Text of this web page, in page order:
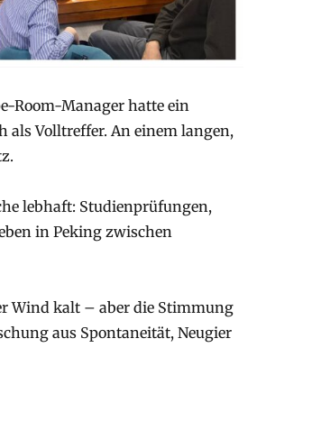
Room-Manager hatte ein
als Volltreffer. An einem langen,
lebhaft: Studienprüfungen,
in Peking zwischen
Wind kalt – aber die Stimmung
aus Spontaneität, Neugier